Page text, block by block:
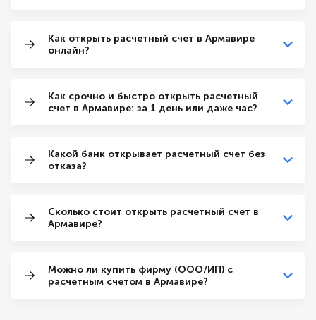
Как открыть расчетный счет в Армавире
онлайн?
Как срочно и быстро открыть расчетный
счет в Армавире: за 1 день или даже час?
Какой банк открывает расчетный счет без
отказа?
Сколько стоит открыть расчетный счет в
Армавире?
Можно ли купить фирму (ООО/ИП) с
расчетным счетом в Армавире?